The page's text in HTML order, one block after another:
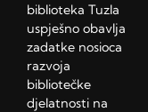
biblioteka Tuzla
uspješno obavlja
zadatke nosioca
razvoja
bibliotečke
djelatnosti na